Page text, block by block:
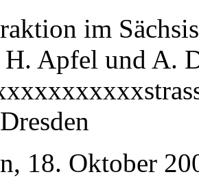
im
H. Apfel und A.
18. Oktober